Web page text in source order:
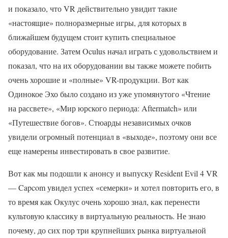
и показало, что VR действительно увидит такие
«настоящие» полноразмерные игры, для которых в
ближайшем будущем стоит купить специальное
оборудование. Затем Oculus начал играть с удовольствием и
показал, что на их оборудовании вы также можете побить
очень хорошие и «полные» VR-продукции. Вот как
Одинокое Эхо было создано из уже упомянутого «Чтение
на рассвете», «Мир юрского периода: Aftermatch» или
«Путешествие богов». Стюарды независимых очков
увидели огромный потенциал в «выходе», поэтому они все
еще намерены инвестировать в свое развитие.
Вот как мы подошли к анонсу и выпуску Resident Evil 4 VR
— Capcom увидел успех «семерки» и хотел повторить его, в
то время как Окулус очень хорошо знал, как перенести
культовую классику в виртуальную реальность. Не знаю
почему, до сих пор три крупнейших рынка виртуальной